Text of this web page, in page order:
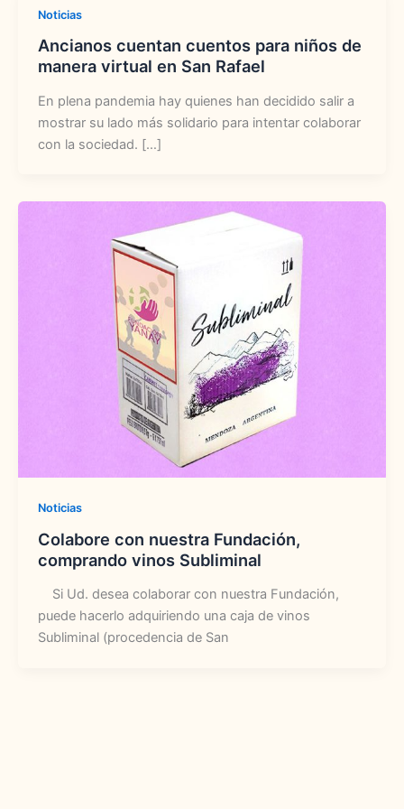
Noticias
Ancianos cuentan cuentos para niños de
manera virtual en San Rafael
En plena pandemia hay quienes han decidido salir a
mostrar su lado más solidario para intentar colaborar
con la sociedad. […]
Noticias
Colabore con nuestra Fundación,
comprando vinos Subliminal
Si Ud. desea colaborar con nuestra Fundación,
puede hacerlo adquiriendo una caja de vinos
Subliminal (procedencia de San